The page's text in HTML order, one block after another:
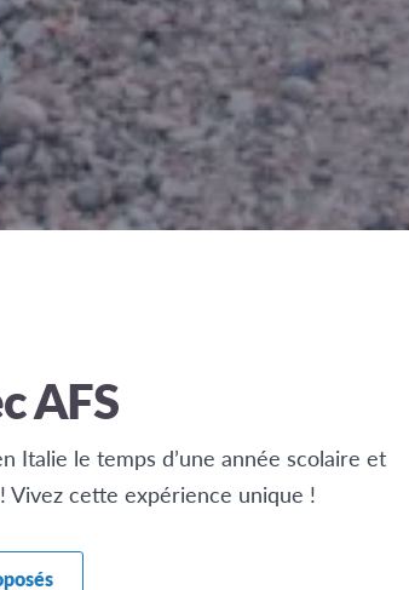
AFS
Italie le temps d’une année scolaire et
cette expérience unique !